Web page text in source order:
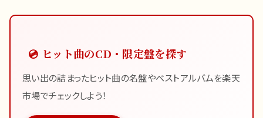
💿 ヒット曲のCD・限定盤を探す
思い出の詰まったヒット曲の名盤やベストアルバムを楽天
市場でチェックしよう！